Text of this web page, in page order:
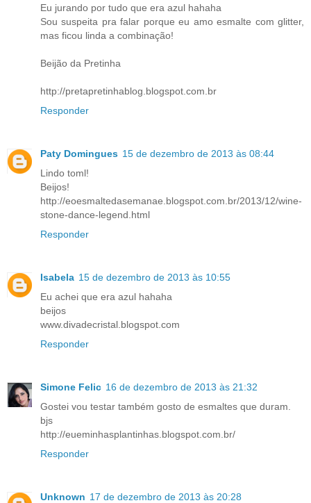
Eu jurando por tudo que era azul hahaha
Sou suspeita pra falar porque eu amo esmalte com glitter,
mas ficou linda a combinação!
Beijão da Pretinha
http://pretapretinhablog.blogspot.com.br
Responder
Paty Domingues 15 de dezembro de 2013 às 08:44
Lindo toml!
Beijos!
http://eoesmaltedasemanae.blogspot.com.br/2013/12/wine-
stone-dance-legend.html
Responder
Isabela 15 de dezembro de 2013 às 10:55
Eu achei que era azul hahaha
beijos
www.divadecristal.blogspot.com
Responder
Simone Felic 16 de dezembro de 2013 às 21:32
Gostei vou testar também gosto de esmaltes que duram.
bjs
http://eueminhasplantinhas.blogspot.com.br/
Responder
Unknown 17 de dezembro de 2013 às 20:28